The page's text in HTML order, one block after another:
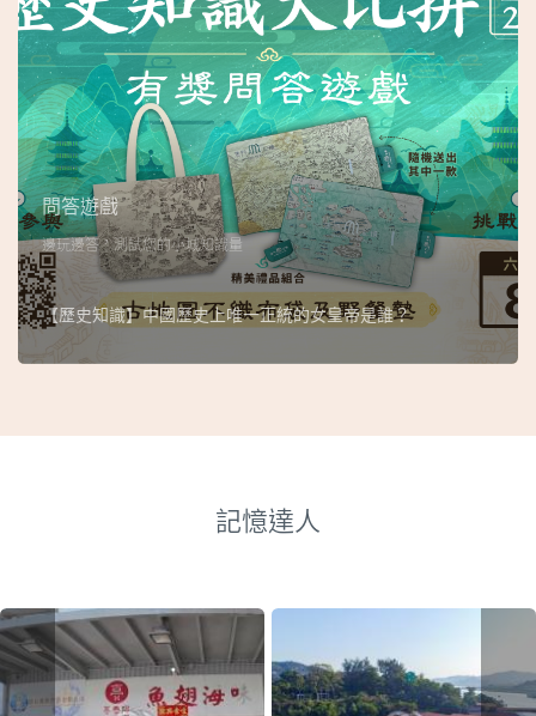
問答遊戲
邊玩邊答，測試您的小城知識量
【歷史知識】中國歷史上唯一正統的女皇帝是誰？
記憶達人